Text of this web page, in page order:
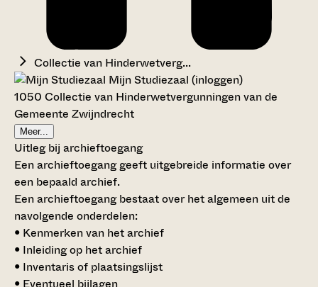
Collectie van Hinderwetverg...
Mijn Studiezaal (inloggen)
1050 Collectie van Hinderwetvergunningen van de
Gemeente Zwijndrecht
Meer...
Uitleg bij archieftoegang
Een archieftoegang geeft uitgebreide informatie over
een bepaald archief.
Een archieftoegang bestaat over het algemeen uit de
navolgende onderdelen:
• Kenmerken van het archief
• Inleiding op het archief
• Inventaris of plaatsingslijst
• Eventueel bijlagen